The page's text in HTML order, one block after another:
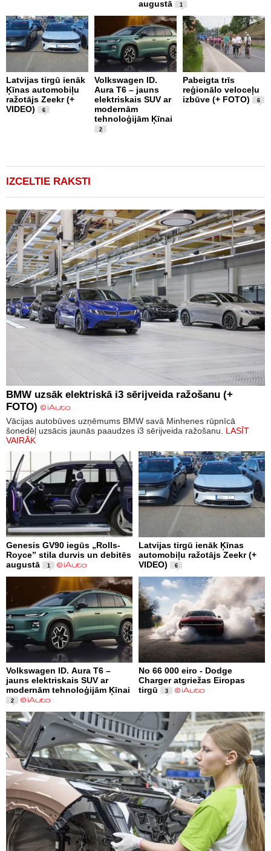
augustā 1
Latvijas tirgū ienāk
Ķīnas automobiļu
ražotājs Zeekr (+
VIDEO)
6
Volkswagen ID.
Aura T6 – jauns
elektriskais SUV ar
modernām
tehnoloģijām Ķīnai
2
Pabeigta trīs
reģionālo veloceļu
izbūve (+ FOTO)
6
IZCELTIE RAKSTI
BMW uzsāk elektriskā i3 sērijveida ražošanu (+
FOTO)
Vācijas autobūves uzņēmums BMW savā Minhenes rūpnīcā
šonedēļ uzsācis jaunās paaudzes i3 sērijveida ražošanu. LASĪT
VAIRĀK
Genesis GV90 iegūs „Rolls-
Royce” stila durvis un debitēs
augustā
1
Latvijas tirgū ienāk Ķīnas
automobiļu ražotājs Zeekr (+
VIDEO)
6
Volkswagen ID. Aura T6 –
jauns elektriskais SUV ar
modernām tehnoloģijām Ķīnai
2
No 66 000 eiro - Dodge
Charger atgriežas Eiropas
tirgū
3